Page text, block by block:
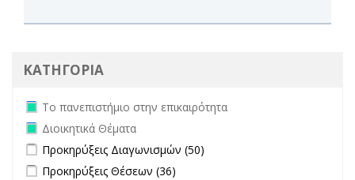
ΚΑΤΗΓΟΡΙΑ
Remove Το πανεπιστήμιο στην επικαιρότητα filter
Το πανεπιστήμιο στην επικαιρότητα
Remove Διοικητικά Θέματα filter
Διοικητικά Θέματα
Apply Προκηρύξεις Διαγωνισμών filter
Προκηρύξεις Διαγωνισμών (50)
Apply Προκηρύξεις Θέσεων filter
Προκηρύξεις Θέσεων (36)